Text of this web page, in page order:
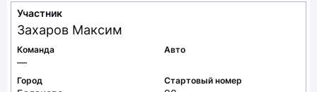
Участник
Захаров Максим
Команда
—
Авто
Город Стартовый номер